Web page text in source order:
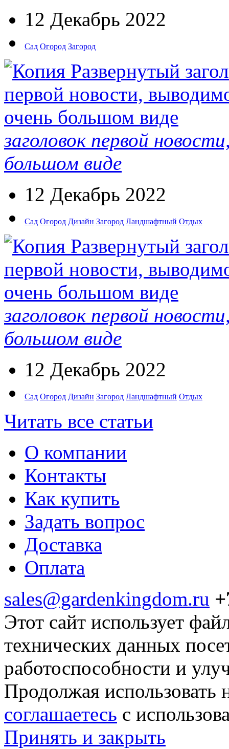
12 Декабрь 2022
Сад Огород Загород
заголовок первой
большом виде
12 Декабрь 2022
Сад Огород Дизайн Загород Ландшафтный Отдых
заголовок первой
большом виде
12 Декабрь 2022
Сад Огород Дизайн Загород Ландшафтный Отдых
Читать все статьи
О компании
Контакты
Как купить
Задать вопрос
Доставка
Оплата
sales@gardenkingdom.ru
Этот сайт использует
технических данных
работоспособности и
Продолжая использовать
соглашаетесь с
Принять и закрыть